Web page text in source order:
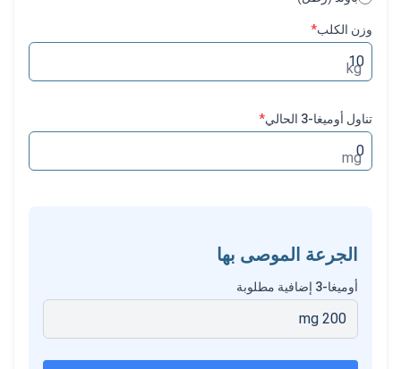
وزن الكلب*
kg
تناول أوميغا-3 الحالي *
mg
الجرعة الموصى بها
أوميغا-3 إضافية مطلوبة
200
mg